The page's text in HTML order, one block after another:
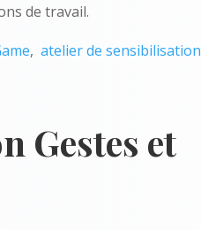
de travail.
,atelier de sensibilisation
Gestes et